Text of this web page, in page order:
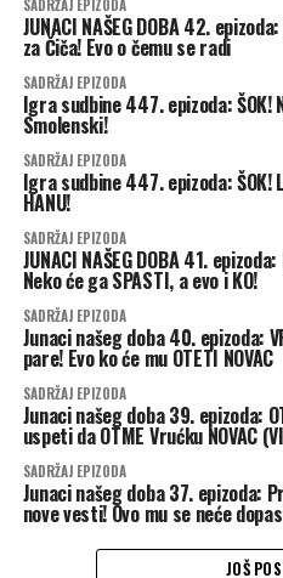
SADRŽAJ EPIZODA
JUNACI NAŠEG DOBA 42.
za Čiča! Evo o čemu se radi
SADRŽAJ EPIZODA
Igra sudbine 447. epizoda: ŠOK!
Smolenski!
SADRŽAJ EPIZODA
Igra sudbine 447. epizoda: ŠOK!
HANU!
SADRŽAJ EPIZODA
JUNACI NAŠEG DOBA 41.
Neko će ga SPASTI, a evo i KO!
SADRŽAJ EPIZODA
Junaci našeg doba 40. epizoda:
pare! Evo ko će mu OTETI NOVAC
SADRŽAJ EPIZODA
Junaci našeg doba 39. epizoda:
uspeti da OTME Vrućku NOVAC
SADRŽAJ EPIZODA
Junaci našeg doba 37. epizoda:
nove vesti! Ovo mu se neće
JOŠ